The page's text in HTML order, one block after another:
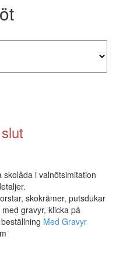
i valnötsimitation
skokrämer, putsdukar
gravyr, klicka på
Med Gravyr